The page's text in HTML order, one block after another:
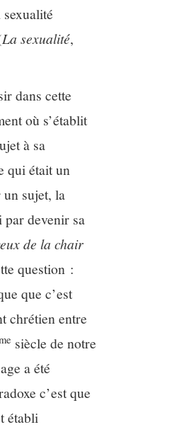
La sexualité,
dans cette
où s’établit
à sa
qui était un
sujet, la
par devenir sa
de la chair
question :
que c’est
chrétien entre
siècle de notre
a été
c’est que
établi